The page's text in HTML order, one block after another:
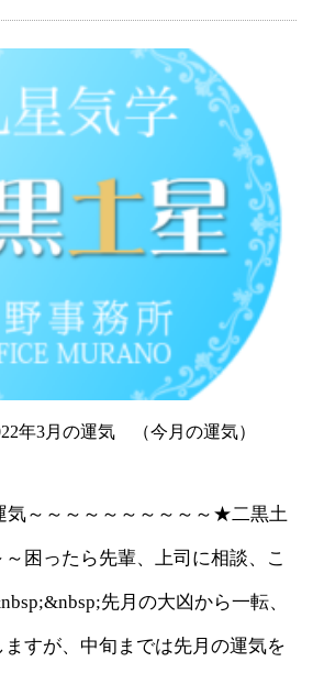
年3月の運気 （今月の運気）
気～～～～～～～～～～★二黒土
困ったら先輩、上司に相談、こ
先月の大凶から一転、
すが、中旬までは先月の運気を